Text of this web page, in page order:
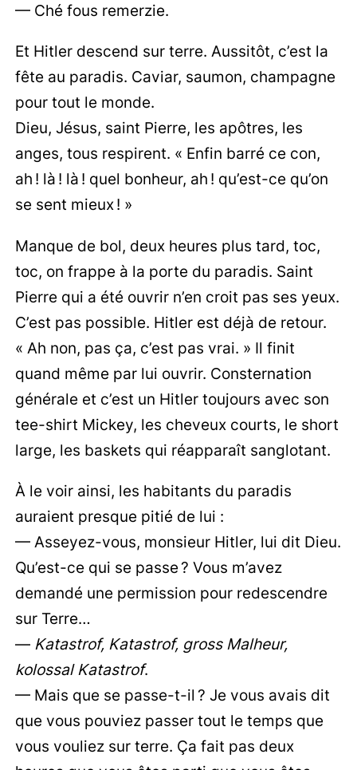
— Ché fous remerzie.
Et Hitler descend sur terre. Aussitôt, c’est la
fête au paradis. Caviar, saumon, champagne
pour tout le monde.
Dieu, Jésus, saint Pierre, les apôtres, les
anges, tous respirent. « Enfin barré ce con,
ah ! là ! là ! quel bonheur, ah ! qu’est-ce qu’on
se sent mieux ! »
Manque de bol, deux heures plus tard, toc,
toc, on frappe à la porte du paradis. Saint
Pierre qui a été ouvrir n’en croit pas ses yeux.
C’est pas possible. Hitler est déjà de retour.
« Ah non, pas ça, c’est pas vrai. » Il finit
quand même par lui ouvrir. Consternation
générale et c’est un Hitler toujours avec son
tee-shirt Mickey, les cheveux courts, le short
large, les baskets qui réapparaît sanglotant.
À le voir ainsi, les habitants du paradis
auraient presque pitié de lui :
— Asseyez-vous, monsieur Hitler, lui dit Dieu.
Qu’est-ce qui se passe ? Vous m’avez
demandé une permission pour redescendre
sur Terre…
— Katastrof, Katastrof, gross Malheur,
kolossal Katastrof.
— Mais que se passe-t-il ? Je vous avais dit
que vous pouviez passer tout le temps que
vous vouliez sur terre. Ça fait pas deux